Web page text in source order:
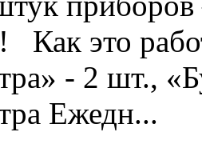
это
- 2 шт.,
Ежедн...